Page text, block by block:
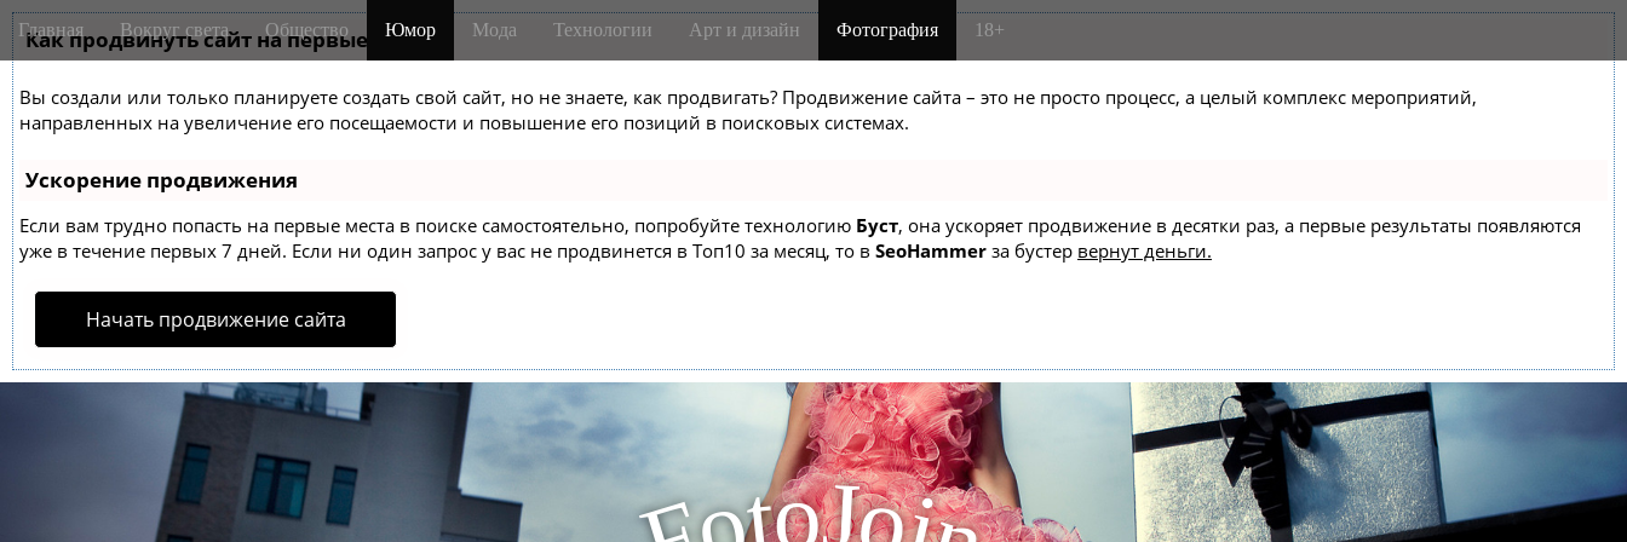
Как продвинуть сайт на первые места?
Вы создали или только планируете создать свой сайт, но не знаете, как продвигать? Продвижение сайта – это не просто процесс, а целый комплекс мероприятий,
направленных на увеличение его посещаемости и повышение его позиций в поисковых системах.
Ускорение продвижения
Если вам трудно попасть на первые места в поиске самостоятельно, попробуйте технологию Буст, она ускоряет продвижение в десятки раз, а первые результаты появляются
уже в течение первых 7 дней. Если ни один запрос у вас не продвинется в Топ10 за месяц, то в SeoHammer за бустер вернут деньги.
Начать продвижение сайта
M
a
n
m
e
n
u
i
Главная Вокруг света Общество Юмор Мода Технологии Арт и дизайн Фотография 18+
toJ